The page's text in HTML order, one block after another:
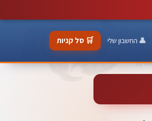
👤 החשבון שלי 🛒 סל קניות